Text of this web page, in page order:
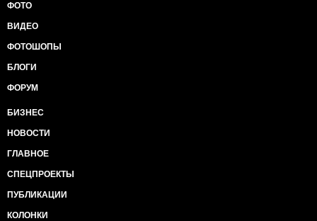
ФОТО
ВИДЕО
ФОТОШОПЫ
БЛОГИ
ФОРУМ
БИЗНЕС
НОВОСТИ
ГЛАВНОЕ
СПЕЦПРОЕКТЫ
ПУБЛИКАЦИИ
КОЛОНКИ